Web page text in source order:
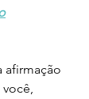
afirmação